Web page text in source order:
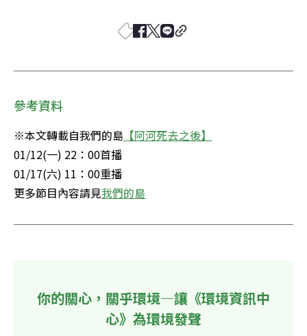
參考資料
※本文轉載自我們的島 【阿河死去之後】
01/12(一) 22：00首播
01/17(六) 11：00重播
更多節目內容請見我們的島
你的關心，關乎環境—讓《環境資訊中
心》為環境發聲